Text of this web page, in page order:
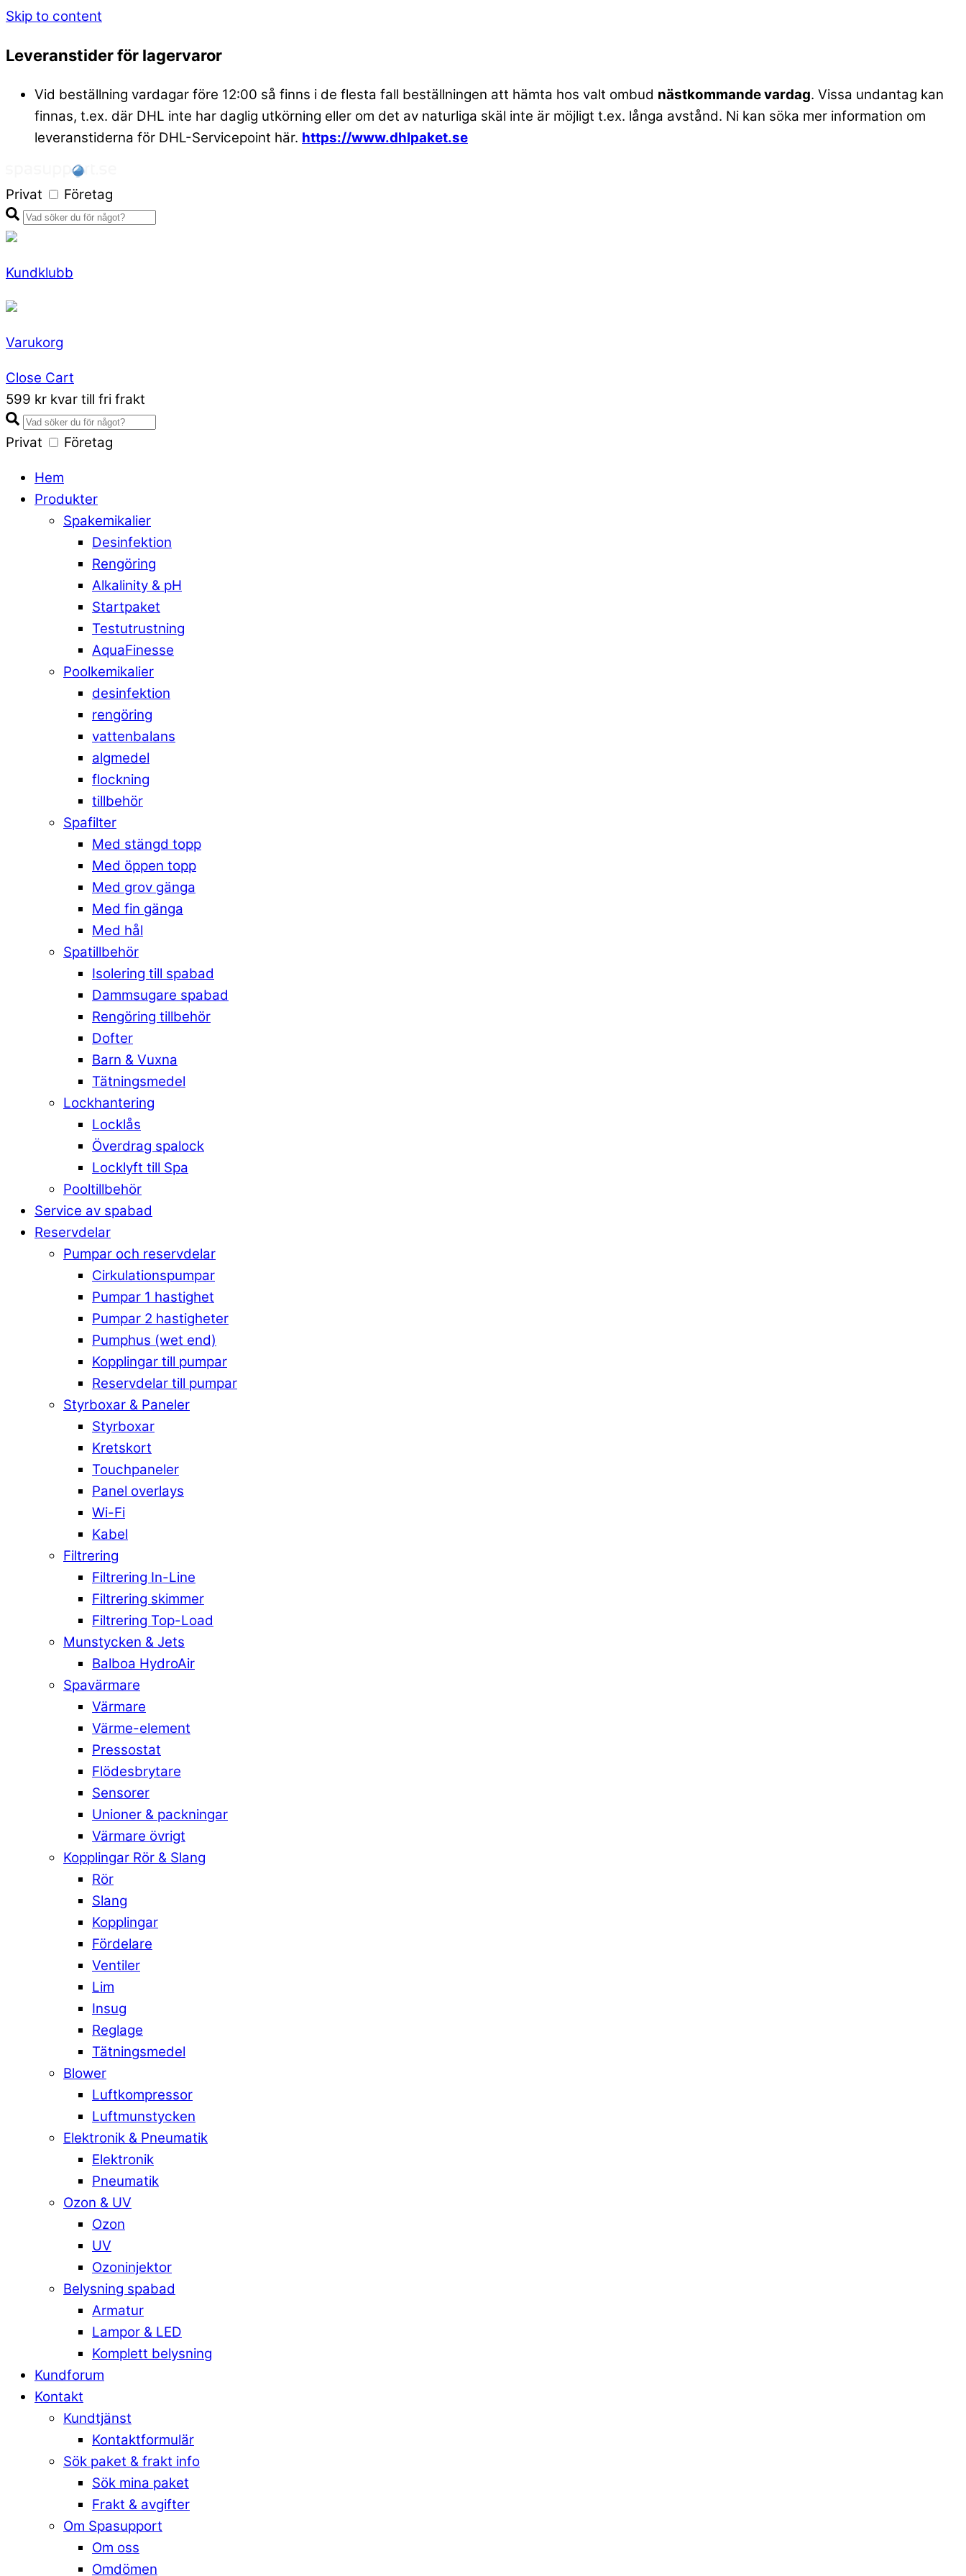
Skip to content
Leveranstider för lagervaror
Vid beställning vardagar före 12:00 så finns i de flesta fall beställningen att hämta hos valt ombud nästkommande vardag. Vissa undantag kan
finnas, t.ex. där DHL inte har daglig utkörning eller om det av naturliga skäl inte är möjligt t.ex. långa avstånd. Ni kan söka mer information om
leveranstiderna för DHL-Servicepoint här. https://www.dhlpaket.se
Privat Företag
Kundklubb
Varukorg
Close Cart
599 kr kvar till fri frakt
Privat Företag
Hem
Produkter
Spakemikalier
Desinfektion
Rengöring
Alkalinity & pH
Startpaket
Testutrustning
AquaFinesse
Poolkemikalier
desinfektion
rengöring
vattenbalans
algmedel
flockning
tillbehör
Spafilter
Med stängd topp
Med öppen topp
Med grov gänga
Med fin gänga
Med hål
Spatillbehör
Isolering till spabad
Dammsugare spabad
Rengöring tillbehör
Dofter
Barn & Vuxna
Tätningsmedel
Lockhantering
Locklås
Överdrag spalock
Locklyft till Spa
Pooltillbehör
Service av spabad
Reservdelar
Pumpar och reservdelar
Cirkulationspumpar
Pumpar 1 hastighet
Pumpar 2 hastigheter
Pumphus (wet end)
Kopplingar till pumpar
Reservdelar till pumpar
Styrboxar & Paneler
Styrboxar
Kretskort
Touchpaneler
Panel overlays
Wi-Fi
Kabel
Filtrering
Filtrering In-Line
Filtrering skimmer
Filtrering Top-Load
Munstycken & Jets
Balboa HydroAir
Spavärmare
Värmare
Värme-element
Pressostat
Flödesbrytare
Sensorer
Unioner & packningar
Värmare övrigt
Kopplingar Rör & Slang
Rör
Slang
Kopplingar
Fördelare
Ventiler
Lim
Insug
Reglage
Tätningsmedel
Blower
Luftkompressor
Luftmunstycken
Elektronik & Pneumatik
Elektronik
Pneumatik
Ozon & UV
Ozon
UV
Ozoninjektor
Belysning spabad
Armatur
Lampor & LED
Komplett belysning
Kundforum
Kontakt
Kundtjänst
Kontaktformulär
Sök paket & frakt info
Sök mina paket
Frakt & avgifter
Om Spasupport
Om oss
Omdömen